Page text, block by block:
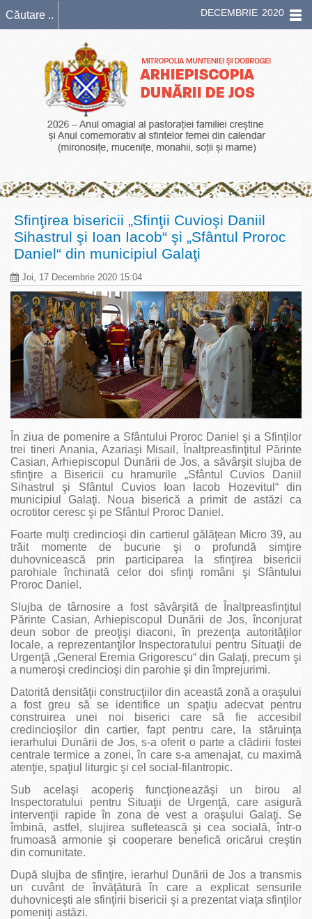
DECEMBRIE 2020
Sfinţirea bisericii „Sfinţii Cuvioşi Daniil
Sihastrul şi Ioan Iacob“ şi „Sfântul Proroc
Daniel“ din municipiul Galaţi
Joi, 17 Decembrie 2020 15:04
În ziua de pomenire a Sfântului Proroc Daniel şi a Sfinţilor
trei tineri Anania, Azariaşi Misail, Înaltpreasfinţitul Părinte
Casian, Arhiepiscopul Dunării de Jos, a săvârşit slujba de
sfinţire a Bisericii cu hramurile „Sfântul Cuvios Daniil
Sihastrul şi Sfântul Cuvios Ioan Iacob Hozevitul“ din
municipiul Galaţi. Noua biserică a primit de astăzi ca
ocrotitor ceresc şi pe Sfântul Proroc Daniel.
Foarte mulţi credincioşi din cartierul gălăţean Micro 39, au
trăit momente de bucurie şi o profundă simţire
duhovnicească prin participarea la sfinţirea bisericii
parohiale închinată celor doi sfinţi români şi Sfântului
Proroc Daniel.
Slujba de târnosire a fost săvârşită de Înaltpreasfinţitul
Părinte Casian, Arhiepiscopul Dunării de Jos, înconjurat
deun sobor de preoţişi diaconi, în prezenţa autorităţilor
locale, a reprezentanţilor Inspectoratului pentru Situaţii de
Urgenţă „General Eremia Grigorescu“ din Galaţi, precum şi
a numeroşi credincioşi din parohie şi din împrejurimi.
Datorită densităţii construcţiilor din această zonă a oraşului
a fost greu să se identifice un spaţiu adecvat pentru
construirea unei noi biserici care să fie accesibil
credincioşilor din cartier, fapt pentru care, la stăruinţa
ierarhului Dunării de Jos, s-a oferit o parte a clădirii fostei
centrale termice a zonei, în care s-a amenajat, cu maximă
atenţie, spaţiul liturgic şi cel social-filantropic.
Sub acelaşi acoperiş funcţioneazăşi un birou al
Inspectoratului pentru Situaţii de Urgenţă, care asigură
intervenţii rapide în zona de vest a oraşului Galaţi. Se
îmbină, astfel, slujirea sufletească şi cea socială, într-o
frumoasă armonie şi cooperare benefică oricărui creştin
din comunitate.
După slujba de sfinţire, ierarhul Dunării de Jos a transmis
un cuvânt de învăţătură în care a explicat sensurile
duhovniceşti ale sfinţirii bisericii şi a prezentat viaţa sfinţilor
pomeniţi astăzi.